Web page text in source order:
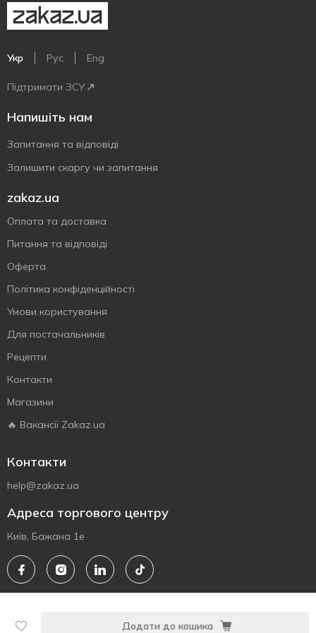
Додати до кошика
Укр Рус Eng
Підтримати ЗСУ
Напишіть нам
Запитання та відповіді
Залишити скаргу чи запитання
zakaz.ua
Оплата та доставка
Питання та відповіді
Оферта
Політика конфіденційності
Умови користування
Для постачальників
Рецепти
Контакти
Магазини
🔥 Вакансії Zakaz.ua
Контакти
help@zakaz.ua
Адреса торгового центру
Київ, Бажана 1е
© 2010 - 2026 Всі права на веб-сайт zakaz.ua захищені.